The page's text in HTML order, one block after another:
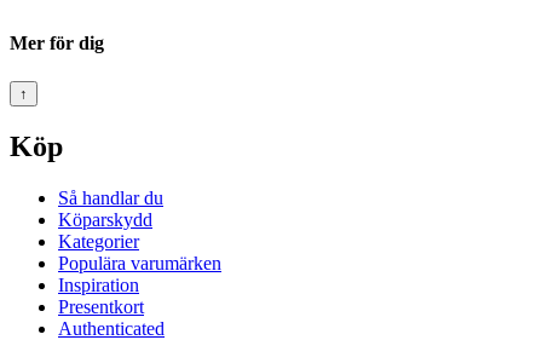
Mer för dig
↑
Köp
Så handlar du
Köparskydd
Kategorier
Populära varumärken
Inspiration
Presentkort
Authenticated